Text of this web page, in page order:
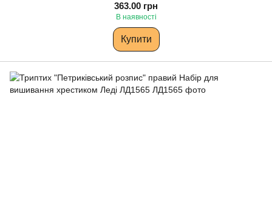
363.00 грн
В наявності
Купити